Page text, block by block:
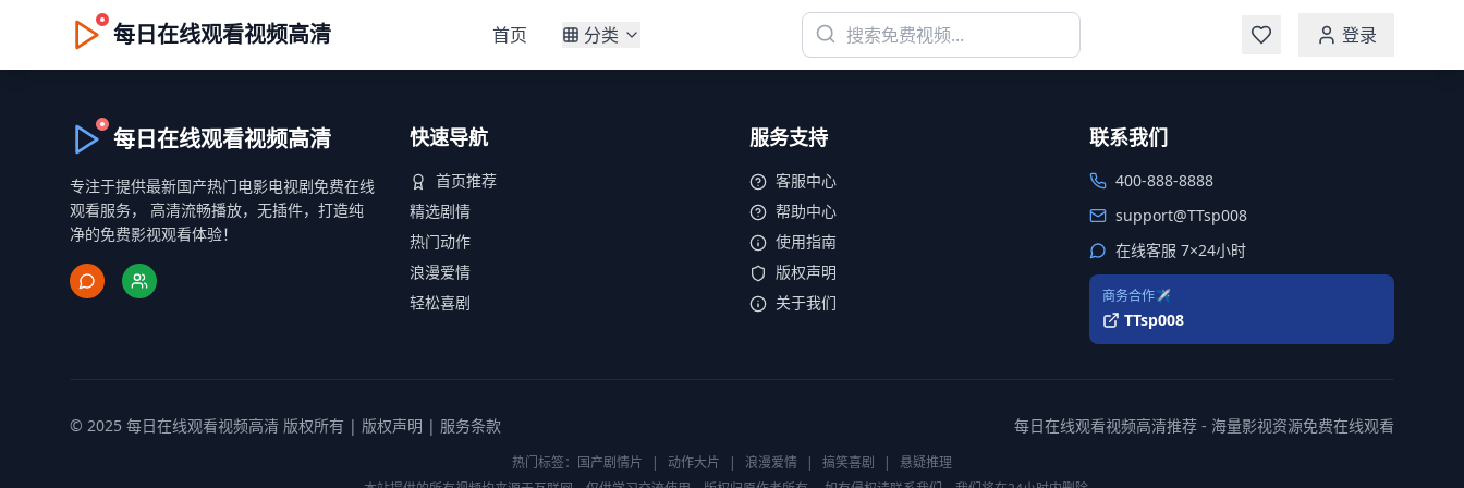
每日在线观看视频高清 首页 分类 登录
每日在线观看视频高清
专注于提供最新国产热门电影电视剧免费在线
观看服务， 高清流畅播放，无插件，打造纯
净的免费影视观看体验！
快速导航
首页推荐
精选剧情
热门动作
浪漫爱情
轻松喜剧
服务支持
客服中心
帮助中心
使用指南
版权声明
关于我们
联系我们
400-888-8888
support@TTsp008
在线客服 7×24小时
商务合作✈️
TTsp008
© 2025 每日在线观看视频高清 版权所有 | 版权声明 | 服务条款 每日在线观看视频高清推荐 - 海量影视资源免费在线观看
热门标签： 国产剧情片 | 动作大片 | 浪漫爱情 | 搞笑喜剧 |
悬疑推理